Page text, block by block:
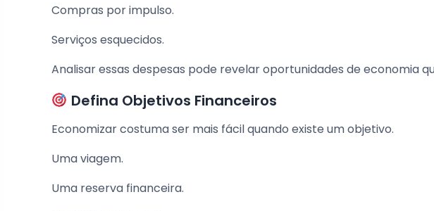
Compras por impulso.
Serviços esquecidos.
Analisar essas despesas pode revelar oportunidades de economia
Defina Objetivos Financeiros
Economizar costuma ser mais fácil quando existe um objetivo.
Uma viagem.
Uma reserva financeira.